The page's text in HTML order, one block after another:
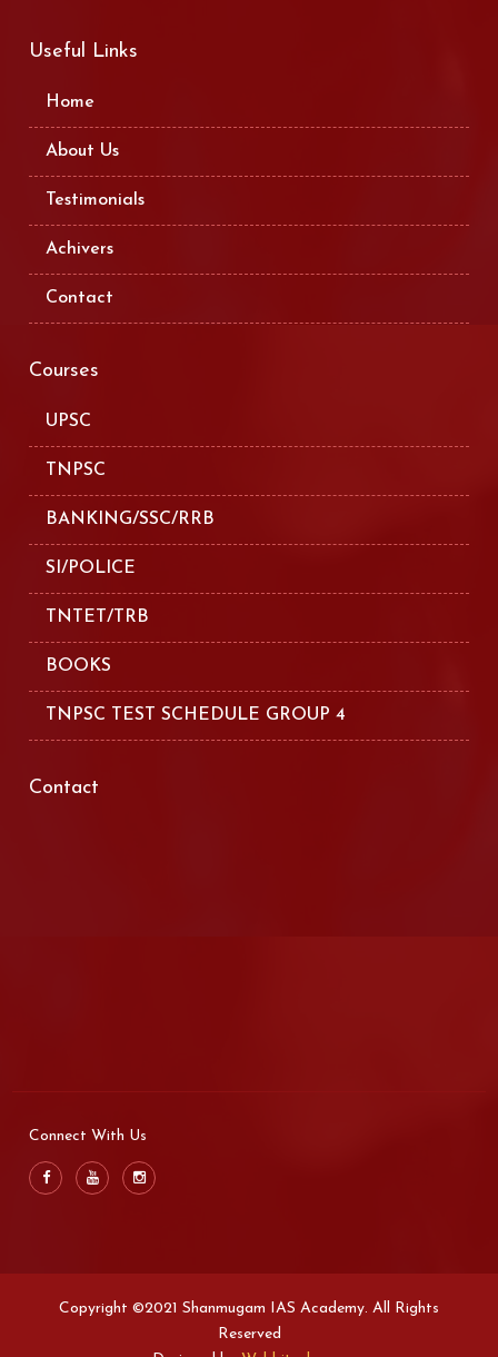
Useful Links
Home
About Us
Testimonials
Achivers
Contact
Courses
UPSC
TNPSC
BANKING/SSC/RRB
SI/POLICE
TNTET/TRB
BOOKS
TNPSC TEST SCHEDULE GROUP 4
Contact
Connect With Us
Copyright ©2021 Shanmugam IAS Academy. All Rights
Reserved